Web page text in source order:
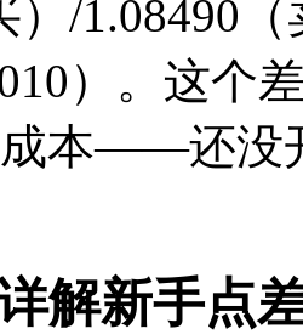
）/1.08490
）。这个
成本——还没
解新手点